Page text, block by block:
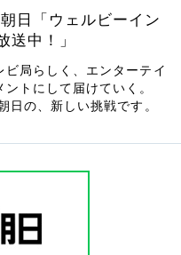
日「ウェルビーイン
送中！」
ビ局らしく、エンターテイ
ントにして届けていく。
日の、新しい挑戦です。